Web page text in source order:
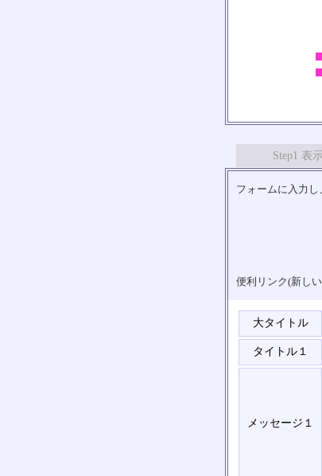
Step1 表
フォームに入力
便利リンク(新し
大タイトル
タイトル１
メッセージ１